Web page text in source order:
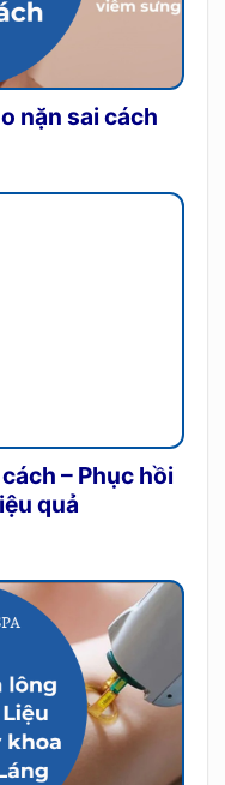
nặn sai cách
– Phục hồi
quả